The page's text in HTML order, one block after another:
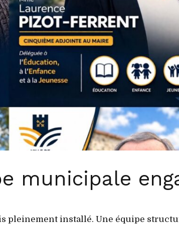
municipale
pleinement installé. Une équipe